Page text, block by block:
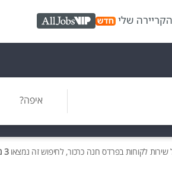
שלי AllJobs VIP
איפה?
שירות לקוחות בפרדס חנה כרכור, לחיפוש זה נמצאו3 משרות